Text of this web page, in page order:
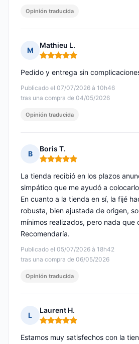
Opinión traducida
M
Mathieu L.
Nota: 5 de 5
Publicado el 07/07/2026 à 10h46
tras una compra de 04/05/2026
Pedido y entrega sin
Opinión traducida
B
Boris T.
Nota: 5 de 5
Publicado el 05/07/2026 à 18h42
tras una compra de 06/05/2026
La tienda recibió en los plazos
simpático que me ayudó a
En cuanto a la tienda en sí, la fijé
robusta, bien ajustada de origen,
mínimos realizados, pero nada que
Recomendaría.
Opinión traducida
L
Laurent H.
Nota: 5 de 5
Estamos muy satisfechos con la